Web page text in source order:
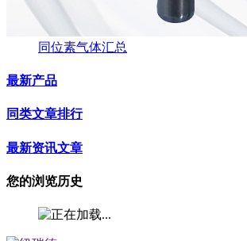
同位素气体汇总
最新产品
同类文章排行
最新资讯文章
您的浏览历史